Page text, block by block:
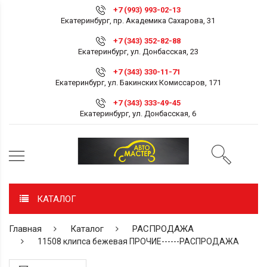
+7 (993) 993-02-13
Екатеринбург, пр. Академика Сахарова, 31
+7 (343) 352-82-88
Екатеринбург, ул. Донбасская, 23
+7 (343) 330-11-71
Екатеринбург, ул. Бакинских Комиссаров, 171
+7 (343) 333-49-45
Екатеринбург, ул. Донбасская, 6
КАТАЛОГ
Главная Каталог РАСПРОДАЖА
11508 клипса бежевая ПРОЧИЕ------РАСПРОДАЖА